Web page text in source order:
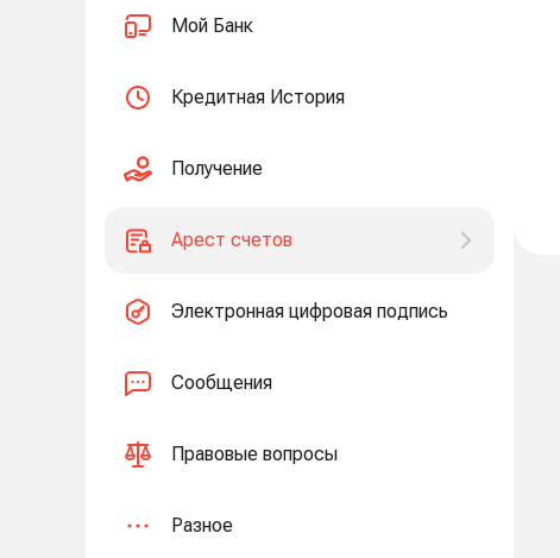
Мой Банк
Кредитная История
Получение
Арест счетов
Электронная цифровая подпись
Сообщения
Правовые вопросы
Разное